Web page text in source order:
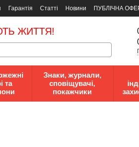
Гарантія Статті Новини
ПУБЛІЧНА
ЖИТТЯ!
та
Знаки, журнали,
сповіщувачі,
покажчики